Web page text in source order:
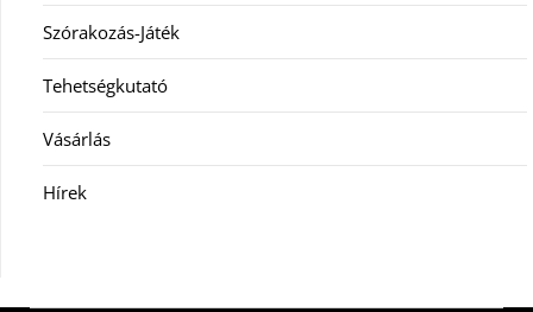
Szórakozás-Játék
Tehetségkutató
Vásárlás
Hírek